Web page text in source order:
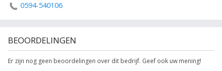
0594-540106
BEOORDELINGEN
Er zijn nog geen beoordelingen over dit bedrijf. Geef ook uw mening!